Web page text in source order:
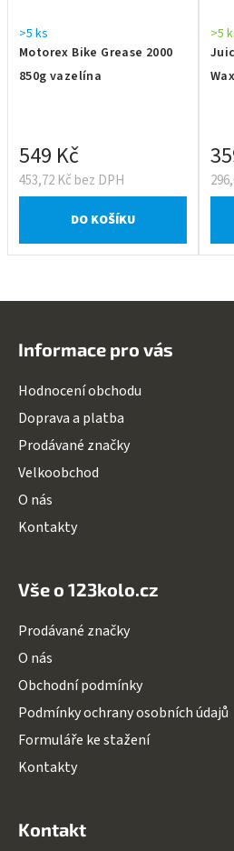
Motorex Bike Grease 2000
850g vazelína
>5 ks
453,72 Kč bez DPH
549 Kč
DO KOŠÍKU
>5
Informace pro vás
Hodnocení obchodu
Doprava a platba
Prodávané značky
Velkoobchod
O nás
Kontakty
Vše o 123kolo.cz
Prodávané značky
O nás
Obchodní podmínky
Podmínky ochrany osobních údajů
Formuláře ke stažení
Kontakty
Kontakt